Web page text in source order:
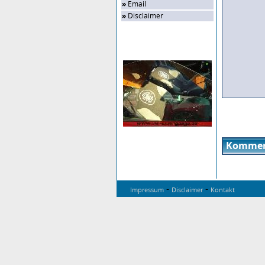
» Email
» Disclaimer
Impressum - Disclaimer- Kontakt